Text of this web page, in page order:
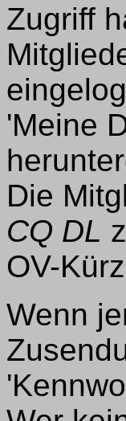
Zugriff
'Meine
Die
CQ DL
OV-
Wenn